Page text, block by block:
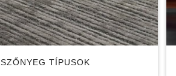
SZŐNYEG TÍPUSOK